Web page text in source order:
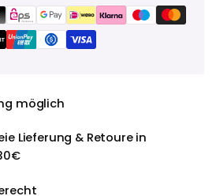
möglich
Lieferung & Retoure in